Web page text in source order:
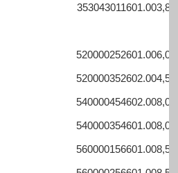
353043011601.003,8-
520000252601.006,0
520000352602.004,5
540000454602.008,0
540000354601.008,0
560000156601.008,5